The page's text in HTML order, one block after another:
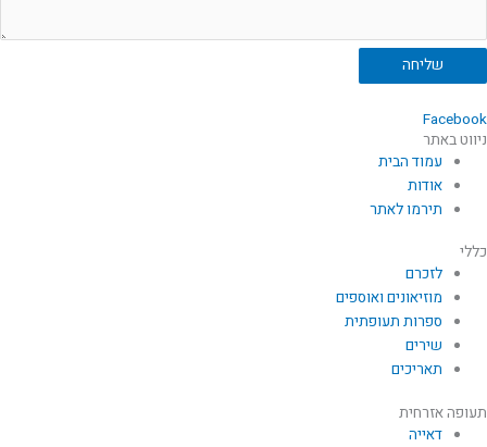
שליחה
Facebook
ניווט באתר
עמוד הבית
אודות
תירמו לאתר
כללי
לזכרם
מוזיאונים ואוספים
ספרות תעופתית
שירים
תאריכים
תעופה אזרחית
דאייה